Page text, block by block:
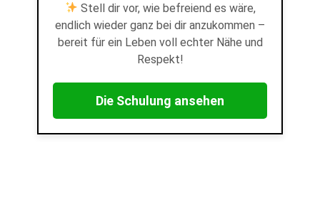
Stell dir vor, wie befreiend es wäre,
endlich wieder ganz bei dir anzukommen –
bereit für ein Leben voll echter Nähe und
Respekt!
Die Schulung ansehen